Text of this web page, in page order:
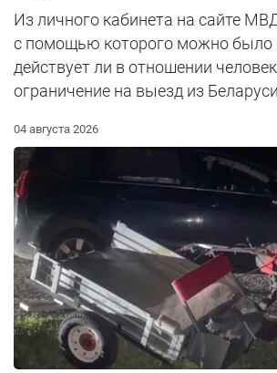
Из личного кабинета на сайте
с помощью которого можно было
действует ли в отношении
ограничение на выезд из
04 августа 2026